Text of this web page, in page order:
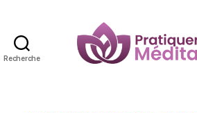
Recherche